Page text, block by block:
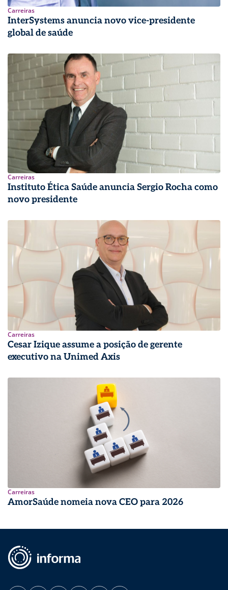
Carreiras
InterSystems anuncia novo vice-presidente
global de saúde
Carreiras
Instituto Ética Saúde anuncia Sergio Rocha como
novo presidente
Carreiras
Cesar Izique assume a posição de gerente
executivo na Unimed Axis
Carreiras
AmorSaúde nomeia nova CEO para 2026